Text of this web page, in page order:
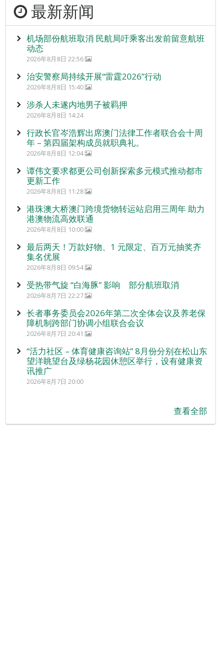
最新新闻
机场部份航班取消 民航局吁乘客出发前留意航班
动态
2026年8月8日 22:56
治安警察局持续开展“雷霆2026”行动
2026年8月8日 15:40
涉杀人未遂内地男子被羁押
2026年8月8日 14:24
行政长官岑浩辉出席澳门法律工作者联合会十周
年 – 第四届架构成员就职典礼。
2026年8月8日 12:04
谭伟文要求都更公司创新探索多元模式推动都市
更新工作
2026年8月8日 11:28
港珠澳大桥澳门跨境货物转运站启用三周年 助力
港澳物流高效联通
2026年8月8日 10:00
最后两天！万款好物、1 元限定、百万元抽奖齐
集名优展
2026年8月8日 09:54
受热带气旋 “白海豚” 影响 部分航班取消
2026年8月7日 22:27
长者事务委员会2026年第二次全体会议及养老保
障机制跨部门协调小组联合会议
2026年8月7日 20:41
“活力社区 – 体育健康咨询站” 8月份分别在松山东
望洋眺望台及绿杨花园休憩区举行，设有健康资
讯推广
2026年8月7日 20:00
查看全部